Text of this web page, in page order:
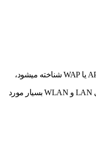
مقدمه اکسس پوینت که با نام اختصاری AP یا WAP شناخته میشود،
یکی از دستگاه هایی است که در شبکه های LAN و WLAN بسیار مورد